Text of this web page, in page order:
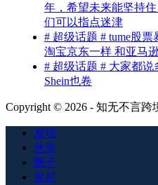
年，希望未来能坚持
们可以指点迷津
# 超级话题 # tume股
淘宝京东一样 和亚马
# 超级话题 # 大家都
Shein也卷
Copyright © 2026 - 知无不言跨
发现
悬赏
圈子
发起